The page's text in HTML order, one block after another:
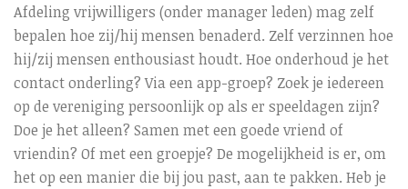
Afdeling vrijwilligers (onder manager leden) mag zelf
bepalen hoe zij/hij mensen benaderd. Zelf verzinnen hoe
hij/zij mensen enthousiast houdt. Hoe onderhoud je het
contact onderling? Via een app-groep? Zoek je iedereen
op de vereniging persoonlijk op als er speeldagen zijn?
Doe je het alleen? Samen met een goede vriend of
vriendin? Of met een groepje? De mogelijkheid is er, om
het op een manier die bij jou past, aan te pakken. Heb je